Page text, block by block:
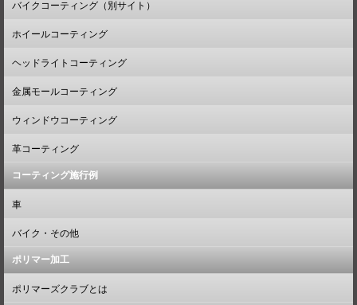
バイクコーティング（別サイト）
ホイールコーティング
ヘッドライトコーティング
金属モールコーティング
ウィンドウコーティング
革コーティング
コーティング施行例
車
バイク・その他
ポリマー加工
ポリマーズクラブとは